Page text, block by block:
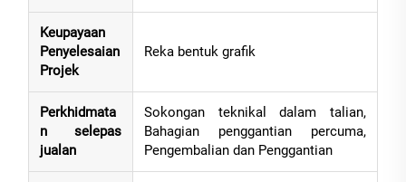
Keupayaan
Penyelesaian
Projek
Reka bentuk grafik
Perkhidmata
n selepas
jualan
Sokongan teknikal dalam talian,
Bahagian penggantian percuma,
Pengembalian dan Penggantian